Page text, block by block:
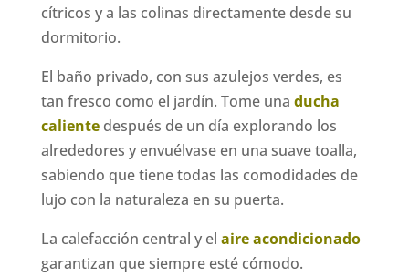
cítricos y a las colinas directamente desde su
dormitorio.
El baño privado, con sus azulejos verdes, es
tan fresco como el jardín. Tome una ducha
calientedespués de un día explorando los
alrededores y envuélvase en una suave toalla,
sabiendo que tiene todas las comodidades de
lujo con la naturaleza en su puerta.
La calefacción central y el aire acondicionado
garantizan que siempre esté cómodo.